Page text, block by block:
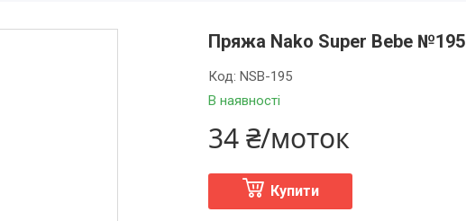
Пряжа Nako Super Bebe №195
В наявності
Код:NSB-195
34 ₴/моток
Купити